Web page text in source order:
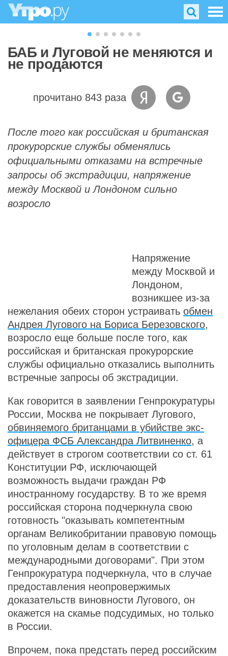
БАБ и Луговой не меняются и
не продаются
прочитано 843 раза
После того как российская и британская
прокурорские службы обменялись
официальными отказами на встречные
запросы об экстрадиции, напряжение
между Москвой и Лондоном сильно
возросло
Напряжение
между Москвой и
Лондоном,
возникшее из-за
нежелания обеих сторон устраивать обмен
Андрея Лугового на Бориса Березовского,
возросло еще больше после того, как
российская и британская прокурорские
службы официально отказались выполнить
встречные запросы об экстрадиции.
Как говорится в заявлении Генпрокуратуры
России, Москва не покрывает Лугового,
обвиняемого британцами в убийстве экс-
офицера ФСБ Александра Литвиненко, а
действует в строгом соответствии со ст. 61
Конституции РФ, исключающей
возможность выдачи граждан РФ
иностранному государству. В то же время
российская сторона подчеркнула свою
готовность "оказывать компетентным
органам Великобритании правовую помощь
по уголовным делам в соответствии с
международными договорами". При этом
Генпрокуратура подчеркнула, что в случае
предоставления неопровержимых
доказательств виновности Лугового, он
окажется на скамье подсудимых, но только
в России.
Впрочем, пока предстать перед российским